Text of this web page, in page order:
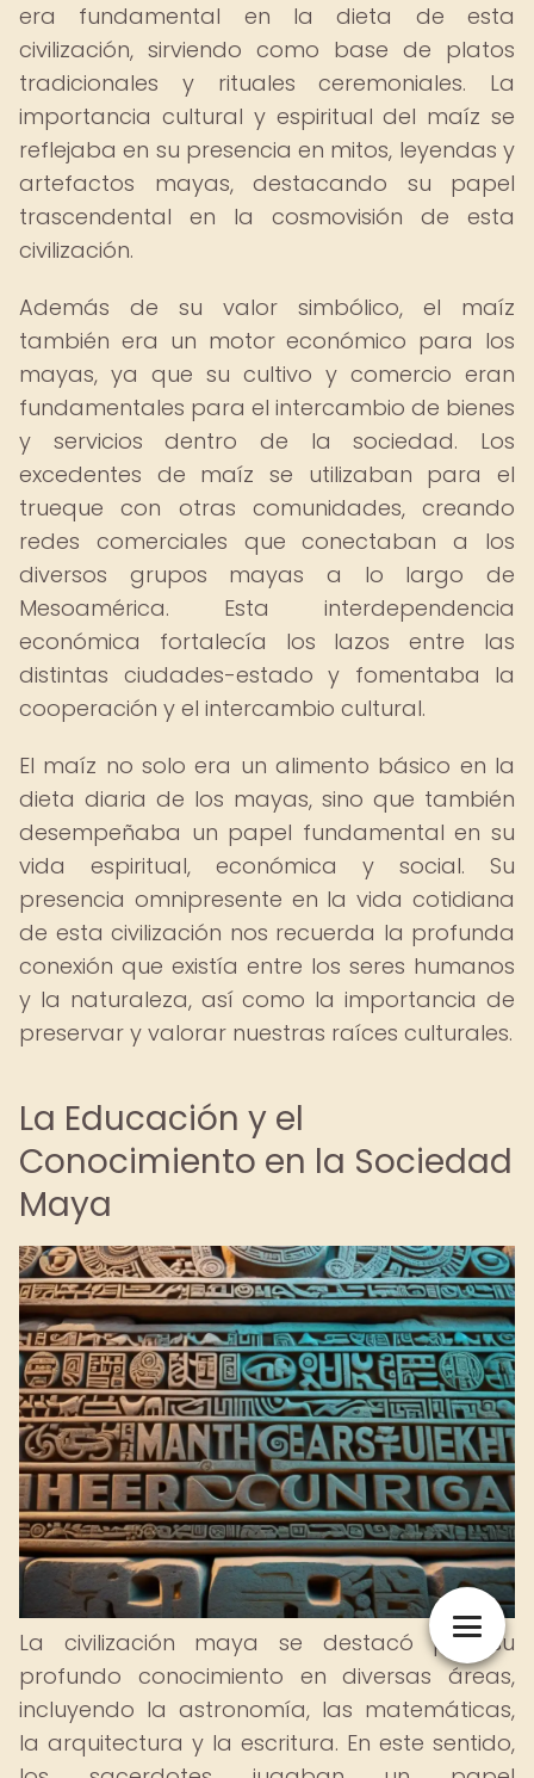
era fundamental en la dieta de esta
civilización, sirviendo como base de platos
tradicionales y rituales ceremoniales. La
importancia cultural y espiritual del maíz se
reflejaba en su presencia en mitos, leyendas y
artefactos mayas, destacando su papel
trascendental en la cosmovisión de esta
civilización.
Además de su valor simbólico, el maíz
también era un motor económico para los
mayas, ya que su cultivo y comercio eran
fundamentales para el intercambio de bienes
y servicios dentro de la sociedad. Los
excedentes de maíz se utilizaban para el
trueque con otras comunidades, creando
redes comerciales que conectaban a los
diversos grupos mayas a lo largo de
Mesoamérica. Esta interdependencia
económica fortalecía los lazos entre las
distintas ciudades-estado y fomentaba la
cooperación y el intercambio cultural.
El maíz no solo era un alimento básico en la
dieta diaria de los mayas, sino que también
desempeñaba un papel fundamental en su
vida espiritual, económica y social. Su
presencia omnipresente en la vida cotidiana
de esta civilización nos recuerda la profunda
conexión que existía entre los seres humanos
y la naturaleza, así como la importancia de
preservar y valorar nuestras raíces culturales.
La Educación y el
Conocimiento en la Sociedad
Maya
La civilización maya se destacó por su
profundo conocimiento en diversas áreas,
incluyendo la astronomía, las matemáticas,
la arquitectura y la escritura. En este sentido,